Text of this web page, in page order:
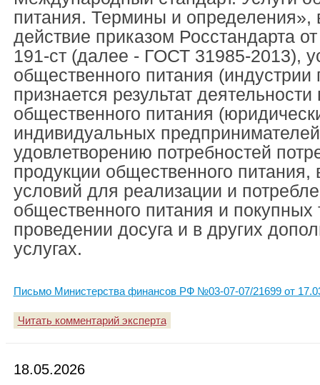
питания. Термины и определения»,
действие приказом Росстандарта
191-ст (далее - ГОСТ 31985-2013),
общественного питания (индустрии
признается результат
общественного питания
индивидуальных
удовлетворению потребностей
продукции общественного питания,
условий для реализации и
общественного питания и покупных
проведении досуга и в других
услугах.
Письмо Министерства финансов РФ №03-07-07/21699 от
Читать комментарий эксперта
18.05.2026